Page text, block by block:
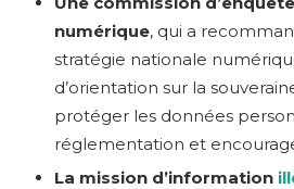
numérique, qui a
stratégie nationale
d’orientation sur la
protéger les données
réglementation et
La mission d’information